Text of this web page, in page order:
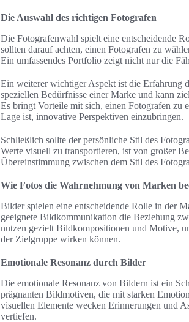
Die Auswahl des richtigen Fotografen
Die Fotografenwahl spielt eine entscheidende
sollten darauf achten, einen Fotografen zu
Ein umfassendes Portfolio zeigt nicht nur die
Ein weiterer wichtiger Aspekt ist die Erfahrung
speziellen Bedürfnisse einer Marke und kann
Es bringt Vorteile mit sich, einen Fotografen zu
Lage ist, innovative Perspektiven einzubringen.
Schließlich sollte der persönliche Stil des
Werte visuell zu transportieren, ist von großer
Übereinstimmung zwischen dem Stil des
Wie Fotos die Wahrnehmung von Marken
Bilder spielen eine entscheidende Rolle in der
geeignete Bildkommunikation die Beziehung
nutzen gezielt Bildkompositionen und Motive,
der Zielgruppe wirken können.
Emotionale Resonanz durch Bilder
Die emotionale Resonanz von Bildern ist ein
prägnanten Bildmotiven, die mit starken
visuellen Elemente wecken Erinnerungen und
vertiefen.